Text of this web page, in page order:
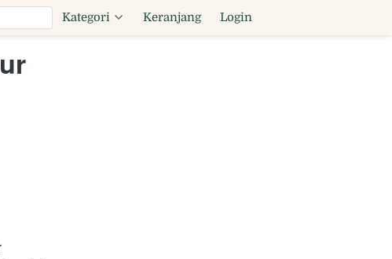
Kategori Keranjang Login